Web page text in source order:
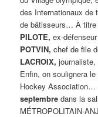
des Internationaux de
de bâtisseurs… À titre
PILOTE, ex-
POTVIN, chef de file
LACROIX, journaliste,
Enfin, on soulignera
Hockey Association…
septembre dans la
MÉTROPOLITAIN-